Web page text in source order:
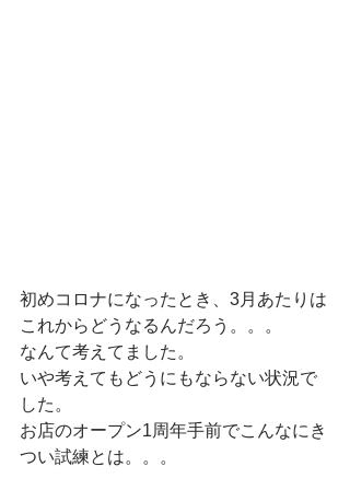
初めコロナになったとき、3月あたりは
これからどうなるんだろう。。。
なんて考えてました。
いや考えてもどうにもならない状況で
した。
お店のオープン1周年手前でこんなにき
つい試練とは。。。